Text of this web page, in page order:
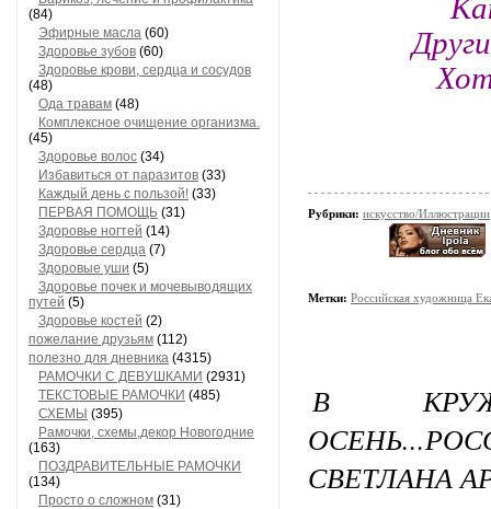
(84)
Эфирные масла (60)
Здоровье зубов (60)
Здоровье крови, сердца и сосудов
(48)
Ода травам (48)
Комплексное очищение организма.
(45)
Здоровье волос (34)
Избавиться от паразитов (33)
Каждый день с пользой! (33)
ПЕРВАЯ ПОМОЩЬ (31)
Здоровье ногтей (14)
Здоровье сердца (7)
Здоровые уши (5)
Здоровье почек и мочевыводящих
путей (5)
Здоровье костей (2)
пожелание друзьям (112)
полезно для дневника (4315)
РАМОЧКИ С ДЕВУШКАМИ (2931)
ТЕКСТОВЫЕ РАМОЧКИ (485)
СХЕМЫ (395)
Рамочки, схемы,декор Новогодние
(163)
ПОЗДРАВИТЕЛЬНЫЕ РАМОЧКИ
(134)
Просто о сложном (31)
Рубрики: искусство/Иллюстрации
Метки: Российская художница
В
СВЕТЛАНА